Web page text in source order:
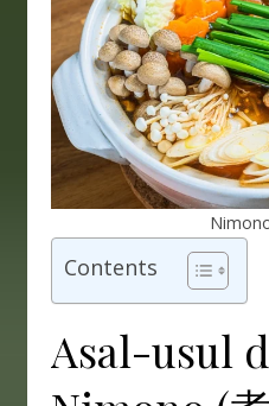
Contents
Asal-usul